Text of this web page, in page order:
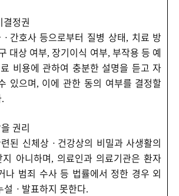
결정권
ㆍ 간호사 등으로부터 질병 상태, 치료 방
대상 여부, 장기이식 여부, 부작용 등 예
비용에 관하여 충분한 설명을 듣고 자
있으며, 이에 관한 동의 여부를 결정할
.
권리
된 신체상 ㆍ 건강상의 비밀과 사생활의
아니하며, 의료인과 의료기관은 환자
나 범죄 수사 등 법률에서 정한 경우 외
설 ㆍ 발표하지 못한다.